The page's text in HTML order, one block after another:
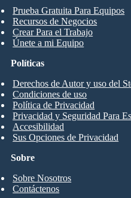
Prueba Gratuita Para Equipos
Recursos de Negocios
Crear Para el Trabajo
Únete a mi Equipo
Sobre
Sobre Nosotros
Contáctenos
Políticas
Derechos de Autor y uso del
Condiciones de uso
Política de Privacidad
Privacidad y Seguridad Para
Accesibilidad
Sus Opciones de Privacidad